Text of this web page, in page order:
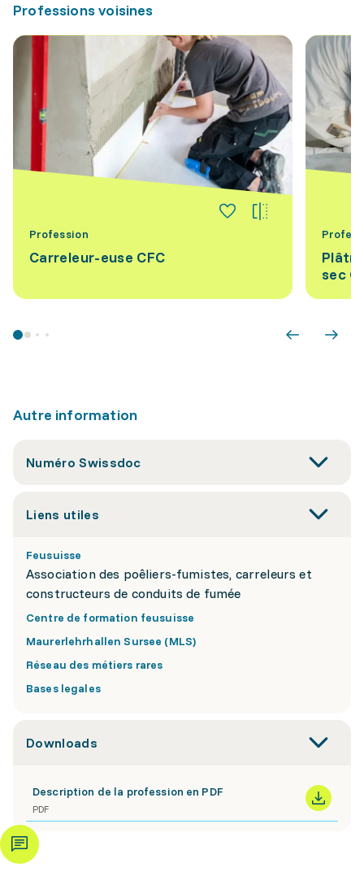
Professions voisines
Profession
Carreleur-euse CFC
sec
Autre information
Numéro Swissdoc
Liens utiles
Feusuisse
Association des poêliers-fumistes, carreleurs et
constructeurs de conduits de fumée
Centre de formation feusuisse
Maurerlehrhallen Sursee (MLS)
Réseau des métiers rares
Bases legales
Downloads
Description de la profession en PDF
PDF